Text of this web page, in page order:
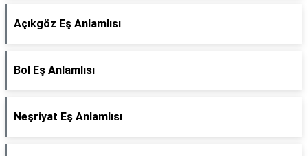
Açıkgöz Eş Anlamlısı
Bol Eş Anlamlısı
Neşriyat Eş Anlamlısı